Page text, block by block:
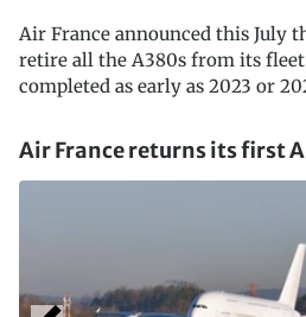
Air France announced this July
retire all the A380s from its
completed as early as 2023 or
Air France returns its first